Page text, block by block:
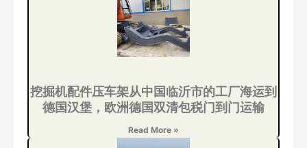
挖掘机配件压车架从中国临沂市的工厂海运到
德国汉堡，欧洲德国双清包税门到门运输
Read More »